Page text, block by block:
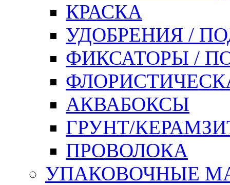
КРАСКА
УДОБРЕНИЯ /
ФИКСАТОРЫ /
АКВАБОКСЫ
ГРУНТ/
ПРОВОЛОКА
УПАКОВОЧНЫЕ